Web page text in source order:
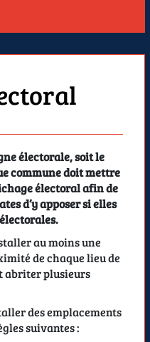
électorale, soit le
commune doit mettre
électoral afin de
d’y apposer si elles
au moins une
de chaque lieu de
abriter plusieurs
des emplacements
suivantes :